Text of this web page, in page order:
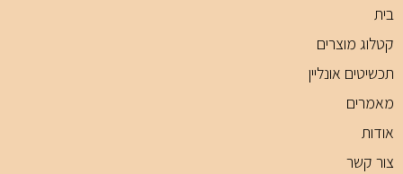
בית
קטלוג מוצרים
תכשיטים אונליין
מאמרים
אודות
צור קשר